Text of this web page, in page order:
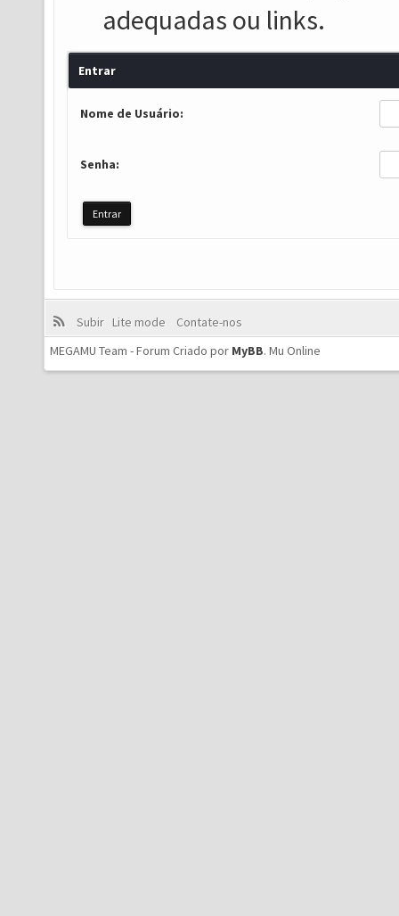
adequadas ou links.
Entrar
Nome de Usuário:
Senha:
Subir Lite mode
Contate-nos
MEGAMU Team - Forum Criado por MyBB. Mu Online